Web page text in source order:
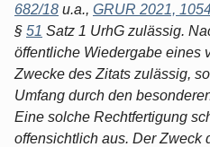
682/18 u.a., GRUR 2021,
§ 51 Satz 1 UrhG zulässig.
öffentliche Wiedergabe eines
Zwecke des Zitats zulässig,
Umfang durch den
Eine solche Rechtfertigung
offensichtlich aus. Der Zweck